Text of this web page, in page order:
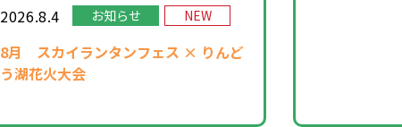
2026.8.4 お知らせ NEW
8月 スカイランタンフェス × りんど
う湖花火大会